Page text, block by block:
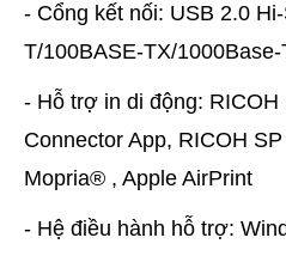
- Cổng kết nối: USB 2.0
T/100BASE-TX/1000Base-
- Hỗ trợ in di động: RICOH
Connector App, RICOH
Mopria® , Apple AirPrint
- Hệ điều hành hỗ trợ: